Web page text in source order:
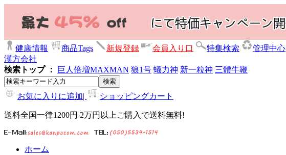
健康情報 商品Tags 新規登録 会員入り口 特集検索
管理中心
漢方会社
検索トップ ：
巨人倍増MAXMAN 狼1号 蟻力神 新一粒神 三體牛鞭
お気に入りに追加| ショッピングカート
送料全国一律1200円 2万円以上ご購入で送料無料!
ホーム